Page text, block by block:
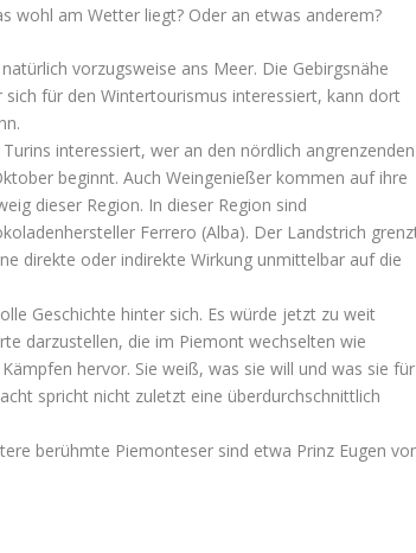
wohl am Wetter liegt? Oder an etwas anderem?
vorzugsweise ans Meer. Die Gebirgsnähe
für den Wintertourismus interessiert, kann dort
interessiert, wer an den nördlich angrenzenden
beginnt. Auch Weingenießer kommen auf ihre
dieser Region. In dieser Region sind
Ferrero (Alba). Der Landstrich
direkte oder indirekte Wirkung unmittelbar auf die
Geschichte hinter sich. Es würde jetzt zu weit
darzustellen, die im Piemont wechselten wie
hervor. Sie weiß, was sie will und was sie für
spricht nicht zuletzt eine überdurchschnittlich
berühmte Piemonteser sind etwa Prinz Eugen